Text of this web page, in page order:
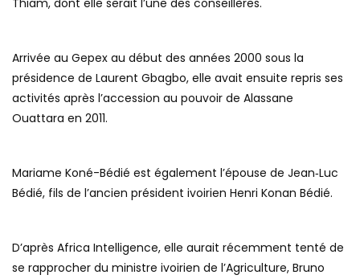
Thiam, dont elle serait l’une des conseillères.
Arrivée au Gepex au début des années 2000 sous la
présidence de Laurent Gbagbo, elle avait ensuite repris ses
activités après l’accession au pouvoir de Alassane
Ouattara en 2011.
Mariame Koné-Bédié est également l’épouse de Jean‑Luc
Bédié, fils de l’ancien président ivoirien Henri Konan Bédié.
D’après Africa Intelligence, elle aurait récemment tenté de
se rapprocher du ministre ivoirien de l’Agriculture, Bruno